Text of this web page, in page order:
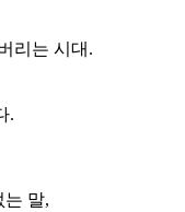
리는 시대.
.
는 말,